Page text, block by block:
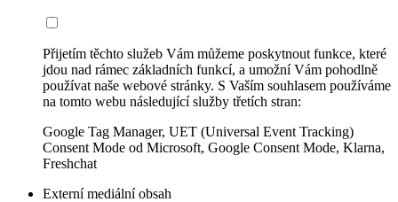
Přijetím těchto služeb Vám můžeme poskytnout funkce, které
jdou nad rámec základních funkcí, a umožní Vám pohodlně
používat naše webové stránky. S Vaším souhlasem používáme
na tomto webu následující služby třetích stran:
Google Tag Manager, UET (Universal Event Tracking)
Consent Mode od Microsoft, Google Consent Mode, Klarna,
Freshchat
Externí mediální obsah